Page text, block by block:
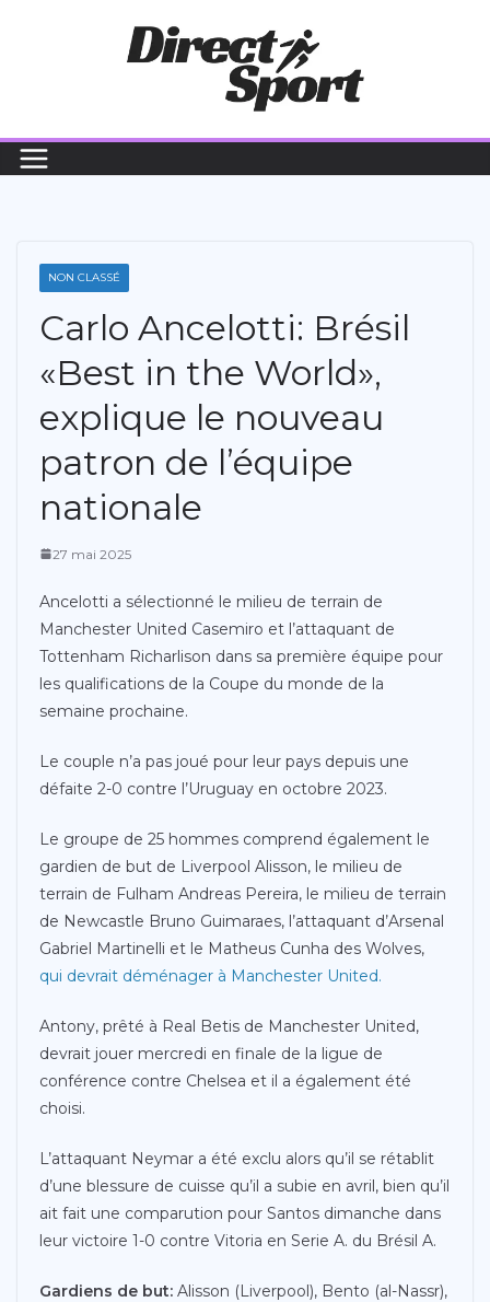
NON CLASSÉ
Carlo Ancelotti: Brésil
«Best in the World»,
explique le nouveau
patron de l’équipe
nationale
27 mai 2025
Ancelotti a sélectionné le milieu de terrain de
Manchester United Casemiro et l’attaquant de
Tottenham Richarlison dans sa première équipe pour
les qualifications de la Coupe du monde de la
semaine prochaine.
Le couple n’a pas joué pour leur pays depuis une
défaite 2-0 contre l’Uruguay en octobre 2023.
Le groupe de 25 hommes comprend également le
gardien de but de Liverpool Alisson, le milieu de
terrain de Fulham Andreas Pereira, le milieu de terrain
de Newcastle Bruno Guimaraes, l’attaquant d’Arsenal
Gabriel Martinelli et le Matheus Cunha des Wolves,
qui devrait déménager à Manchester United.
Antony, prêté à Real Betis de Manchester United,
devrait jouer mercredi en finale de la ligue de
conférence contre Chelsea et il a également été
choisi.
L’attaquant Neymar a été exclu alors qu’il se rétablit
d’une blessure de cuisse qu’il a subie en avril, bien qu’il
ait fait une comparution pour Santos dimanche dans
leur victoire 1-0 contre Vitoria en Serie A. du Brésil A.
Gardiens de but: Alisson (Liverpool), Bento (al-Nassr),